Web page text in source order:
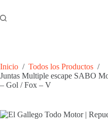
al
contenido
Inicio / Todos los Productos /
Juntas Multiple escape SABO
– Gol / Fox – V